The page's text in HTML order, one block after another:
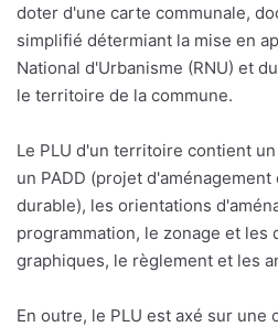
doter d'une carte communale,
simplifié détermiant la mise en
National d'Urbanisme (RNU) et
le territoire de la commune.
Le PLU d'un territoire contient
un PADD (projet
durable), les orientations
programmation, le zonage et les
graphiques, le règlement et les
En outre, le PLU est axé sur